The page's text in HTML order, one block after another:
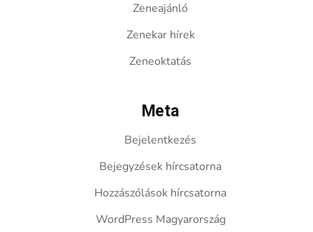
Zeneajánló
Zenekar hírek
Zeneoktatás
Meta
Bejelentkezés
Bejegyzések hírcsatorna
Hozzászólások hírcsatorna
WordPress Magyarország